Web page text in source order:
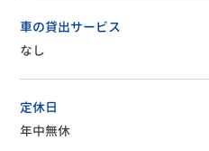
車の貸出サービス
なし
定休日
年中無休